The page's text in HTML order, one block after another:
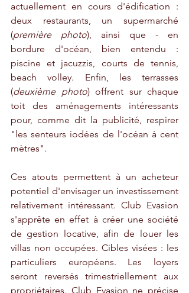
actuellement en cours d'édification :
deux restaurants, un supermarché
(première photo), ainsi que - en
bordure d'océan, bien entendu :
piscine et jacuzzis, courts de tennis,
beach volley. Enfin, les terrasses
(deuxième photo) offrent sur chaque
toit des aménagements intéressants
pour, comme dit la publicité, respirer
"les senteurs iodées de l'océan à cent
mètres".
Ces atouts permettent à un acheteur
potentiel d'envisager un investissement
relativement intéressant. Club Evasion
s'apprête en effet à créer une société
de gestion locative, afin de louer les
villas non occupées. Cibles visées : les
particuliers européens. Les loyers
seront reversés trimestriellement aux
propriétaires. Club Evasion ne précise